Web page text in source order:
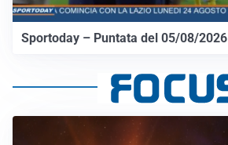
Sportoday – Puntata del 05/08/2026